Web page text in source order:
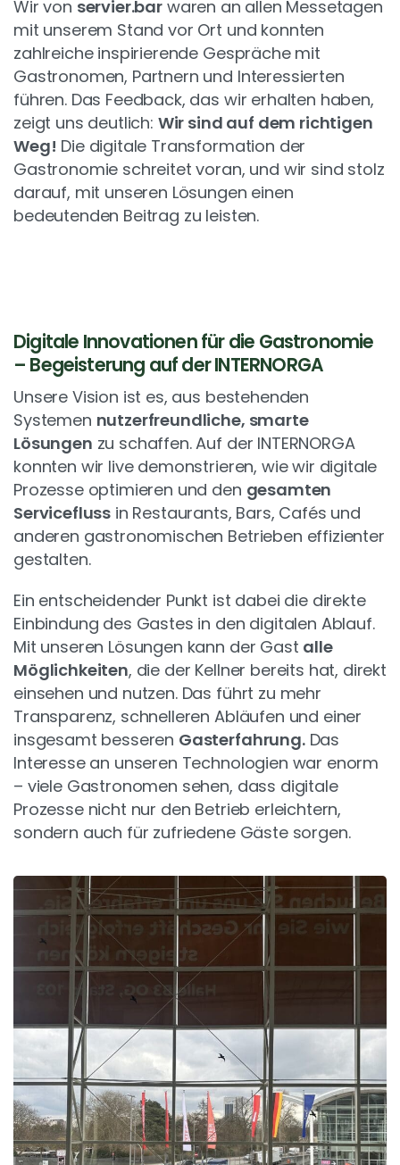
Wir von servier.barwaren an allen Messetagen
mit unserem Stand vor Ort und konnten
zahlreiche inspirierende Gespräche mit
Gastronomen, Partnern und Interessierten
führen. Das Feedback, das wir erhalten haben,
zeigt uns deutlich: Wir sind auf dem richtigen
Weg! Die digitale Transformation der
Gastronomie schreitet voran, und wir sind stolz
darauf, mit unseren Lösungen einen
bedeutenden Beitrag zu leisten.
Digitale Innovationen für die Gastronomie
– Begeisterung auf der INTERNORGA
Unsere Vision ist es, aus bestehenden
Systemen nutzerfreundliche, smarte
Lösungen zu schaffen. Auf der INTERNORGA
konnten wir live demonstrieren, wie wir digitale
Prozesse optimieren und den gesamten
Servicefluss in Restaurants, Bars, Cafés und
anderen gastronomischen Betrieben effizienter
gestalten.
Ein entscheidender Punkt ist dabei die direkte
Einbindung des Gastes in den digitalen Ablauf.
Mit unseren Lösungen kann der Gast alle
Möglichkeiten, die der Kellner bereits hat, direkt
einsehen und nutzen. Das führt zu mehr
Transparenz, schnelleren Abläufen und einer
insgesamt besseren Gasterfahrung.Das
Interesse an unseren Technologien war enorm
– viele Gastronomen sehen, dass digitale
Prozesse nicht nur den Betrieb erleichtern,
sondern auch für zufriedene Gäste sorgen.